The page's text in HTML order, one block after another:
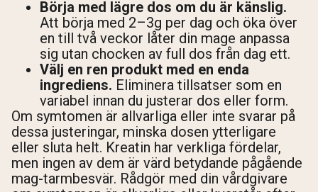
Börja med lägre dos om du är känslig.
Att börja med 2–3g per dag och öka över
en till två veckor låter din mage anpassa
sig utan chocken av full dos från dag ett.
Välj en ren produkt med en enda
ingrediens. Eliminera tillsatser som en
variabel innan du justerar dos eller form.
Om symtomen är allvarliga eller inte svarar på
dessa justeringar, minska dosen ytterligare
eller sluta helt. Kreatin har verkliga fördelar,
men ingen av dem är värd betydande pågående
mag-tarmbesvär. Rådgör med din vårdgivare